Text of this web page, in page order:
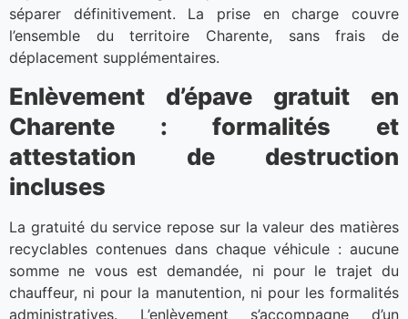
séparer définitivement. La prise en charge couvre
l’ensemble du territoire Charente, sans frais de
déplacement supplémentaires.
Enlèvement d’épave gratuit en
Charente : formalités et
attestation de destruction
incluses
La gratuité du service repose sur la valeur des matières
recyclables contenues dans chaque véhicule : aucune
somme ne vous est demandée, ni pour le trajet du
chauffeur, ni pour la manutention, ni pour les formalités
administratives. L’enlèvement s’accompagne d’un